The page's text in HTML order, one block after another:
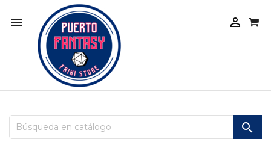
 
